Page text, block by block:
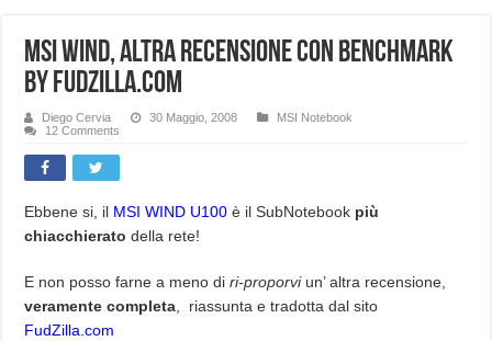
Cecotec Millor, recensione della mountain bike elettrica biammortizzata.
Chi l’ha detto che gli Open-Ear suonano male? Recensione EarFun Clip 2
BENKS OMNIWARRIOR: Più di un semplice vetro temperato!
Brondi Amico Vero 4G: Focus su SOS, sicurezza e controllo da remoto.
MSI Wind, altra recensione con Benchmark
by FudZilla.com
Diego Cervia 30 Maggio, 2008
MSI Notebook
12 Comments
Ebbene si, il MSI WIND U100 è il SubNotebook più
chiacchierato della rete!
E non posso farne a meno diri-proporviun’ altra recensione,
veramente completa , riassunta e tradotta dal sito
FudZilla.com